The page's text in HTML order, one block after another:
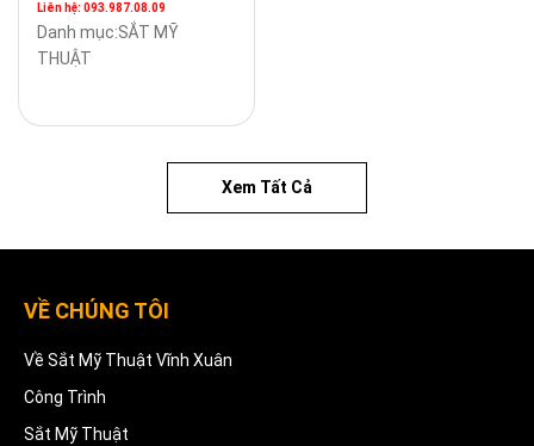
Liên hệ: 093.987.08.09
Danh mục:SẮT MỸ
THUẬT
Xem Tất Cả
VỀ CHÚNG TÔI
Về Sắt Mỹ Thuật Vĩnh Xuân
Công Trình
Sắt Mỹ Thuật